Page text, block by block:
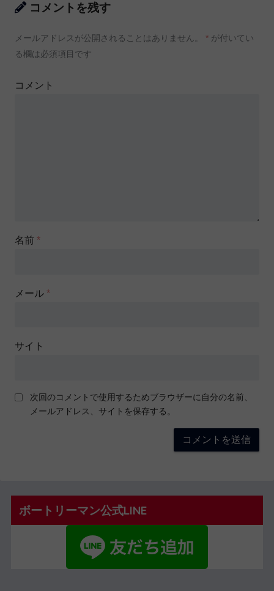
コメントを残す
メールアドレスが公開されることはありません。 * が付いてい
る欄は必須項目です
コメント
名前 *
メール *
サイト
次回のコメントで使用するためブラウザーに自分の名前、
メールアドレス、サイトを保存する。
ボートリーマン公式LINE